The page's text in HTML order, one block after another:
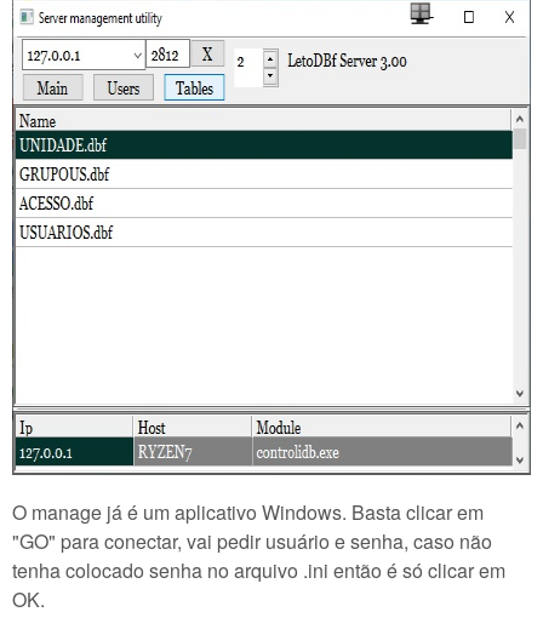
O manage já é um aplicativo Windows. Basta clicar em
"GO" para conectar, vai pedir usuário e senha, caso não
tenha colocado senha no arquivo .ini então é só clicar em
OK.